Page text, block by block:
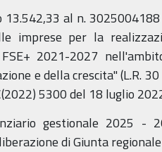
al n.
imprese per la
FSE+ 2021-2027
e della crescita" (L.R.
5300 del 18 luglio
gestionale 2025 -
di Giunta